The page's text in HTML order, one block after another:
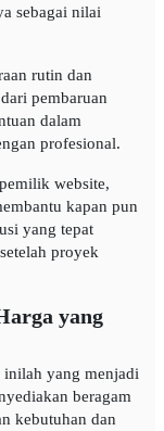
sebagai nilai
rutin dan
pembaruan
dalam
profesional.
website,
kapan pun
yang tepat
proyek
yang
yang menjadi
beragam
kebutuhan dan